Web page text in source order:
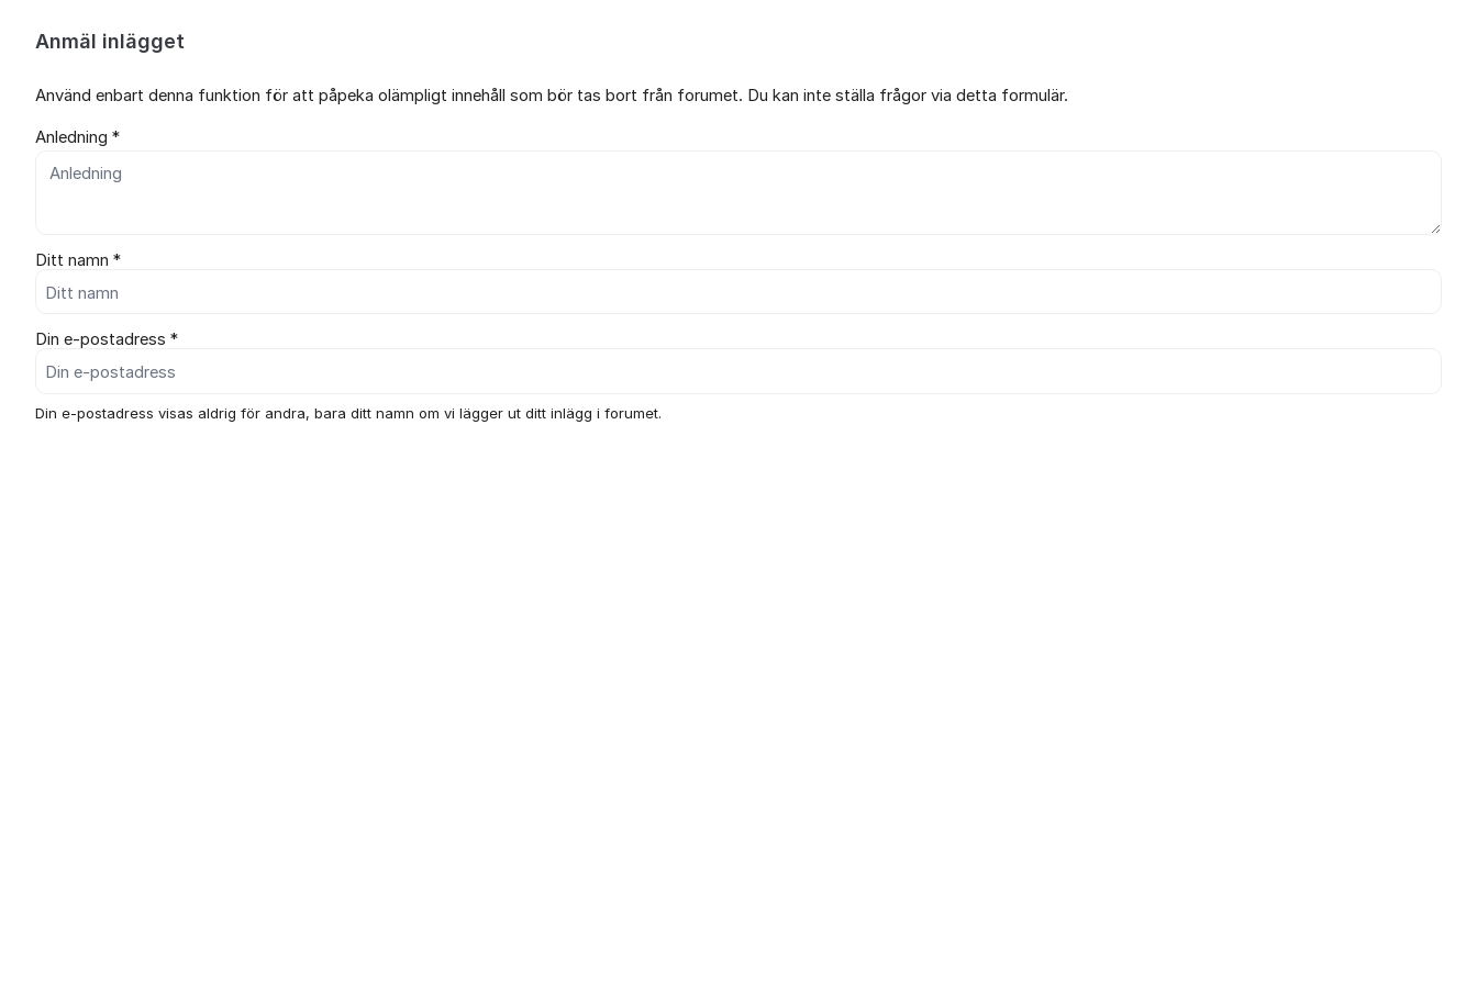
Anmäl inlägget
Använd enbart denna funktion för att påpeka olämpligt innehåll som bör tas bort från forumet. Du kan inte ställa frågor via detta formulär.
Anledning *
Ditt namn *
Din e-postadress *
Din e-postadress visas aldrig för andra, bara ditt namn om vi lägger ut ditt inlägg i forumet.